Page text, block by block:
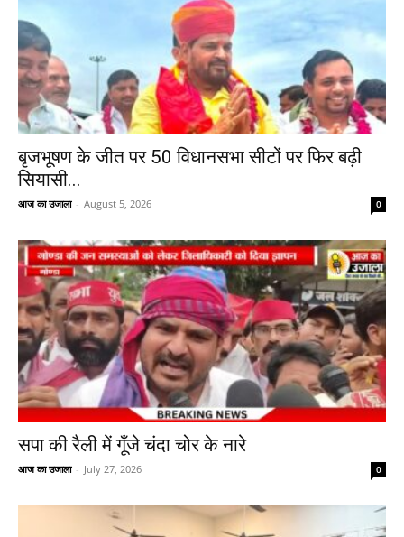
बृजभूषण के जीत पर 50 विधानसभा सीटों पर फिर बढ़ी
सियासी...
आज का उजाला - August 5, 2026 0
सपा की रैली में गूँजे चंदा चोर के नारे
आज का उजाला - July 27, 2026 0